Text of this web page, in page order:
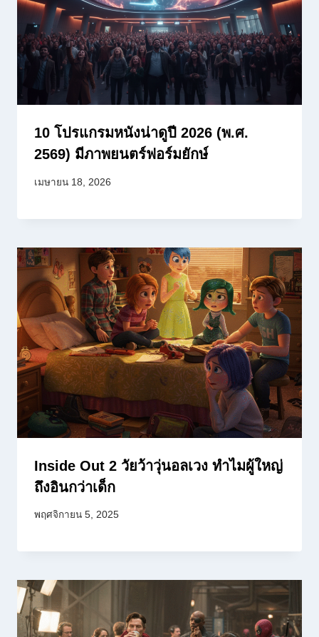
10 โปรแกรมหนังน่าดูปี 2026 (พ.ศ.
2569) มีภาพยนตร์ฟอร์มยักษ์
เมษายน 18, 2026
Inside Out 2 วัยว้าวุ่นอลเวง ทำไมผู้ใหญ่
ถึงอินกว่าเด็ก
พฤศจิกายน 5, 2025